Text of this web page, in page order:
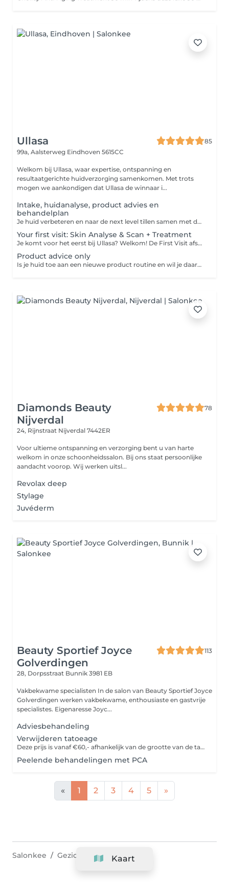
Ullasa
85
99a, Aalsterweg Eindhoven 5615CC
Welkom bij Ullasa, waar expertise, ontspanning en
resultaatgerichte huidverzorging samenkomen. Met trots
mogen we aankondigen dat Ullasa de winnaar i...
Intake, huidanalyse, product advies en
behandelplan
Je huid verbeteren en naar de next level tillen samen met de experts van Ullasa begint met het juiste huidplan! Tijdens deze eerste ontmoeting bespreken we al je wensen, meten en analyseren wij je huid d.m.v. een fotoscan met de Observ. Op basis van de analyse en jouw wensen maken we een behandelplan op maat. Wil je eerst even kort kennismaken met ons? Kies dan de opties gratis kennismaken.
Your first visit: Skin Analyse & Scan + Treatment
Je komt voor het eerst bij Ullasa? Welkom! De First Visit afspraak is de perfecte start voor een persoonlijk en effectief behandeltraject. Een doordachte aanpak begint immers bij een grondige voorbereiding. Tijdens deze afspraak analyseren we je huid met behulp van de geavanceerde Observ fotoscan (+/- 30 minuten). Op basis van de resultaten ontvang je direct aansluitend een op maat gemaakte behandeling van 25 - 45 of 60 minuten Afhankelijk van de gekozen tijdsduur. Wil je graag meteen een complete behandeling na je intake? Kies dan voor First visit: Scan & Product advice + 60min Facial
Product advice only
Is je huid toe aan een nieuwe product routine en wil je daarbij professioneel advies van onze huidexperts? Reserveer dan kosteloos product advies in onze agenda en wij maken samen met jou een productplan exclusief gebaseerd op de behoefte van jouw huid. Wij zijn exclusief partner van: Biologique Recherche, Skin Ceuticals, Hydropeptide & Cosmedix.
Diamonds Beauty
Nijverdal
78
24, Rijnstraat Nijverdal 7442ER
Voor ultieme ontspanning en verzorging bent u van harte
welkom in onze schoonheidssalon. Bij ons staat persoonlijke
aandacht voorop. Wij werken uitsl...
Revolax deep
Stylage
Juvéderm
Beauty Sportief Joyce
Golverdingen
113
28, Dorpsstraat Bunnik 3981 EB
Vakbekwame specialisten In de salon van Beauty Sportief Joyce
Golverdingen werken vakbekwame, enthousiaste en gastvrije
specialistes. Eigenaresse Joyc...
Adviesbehandeling
Verwijderen tatoeage
Deze prijs is vanaf €60,- afhankelijk van de grootte van de tatoeage
Peelende behandelingen met PCA
« 1 2 3 4 5 »
Kaart
Salonkee Gezichtsverzorging